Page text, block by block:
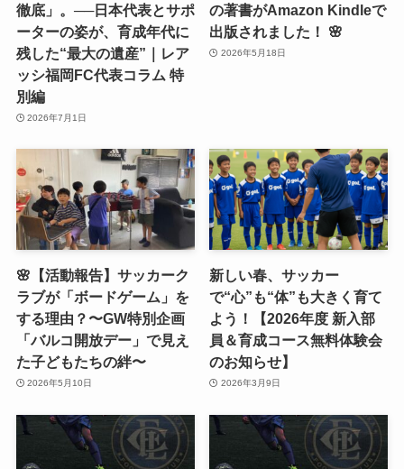
徹底」。──日本代表とサポ
ーターの姿が、育成年代に
残した“最大の遺産”｜レア
ッシ福岡FC代表コラム 特
別編
2026年7月1日
の著書がAmazon Kindleで
出版されました！ 🌸
2026年5月18日
🌸【活動報告】サッカーク
ラブが「ボードゲーム」を
する理由？〜GW特別企画
「バルコ開放デー」で見え
た子どもたちの絆〜
2026年5月10日
新しい春、サッカー
で“心”も“体”も大きく育て
よう！【2026年度 新入部
員＆育成コース無料体験会
のお知らせ】
2026年3月9日